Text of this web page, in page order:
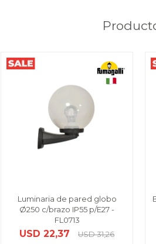
Luminaria de pared globo
Ø250 c/brazo IP55 p/E27 -
FL0713
USD 22,37 USD 31,26